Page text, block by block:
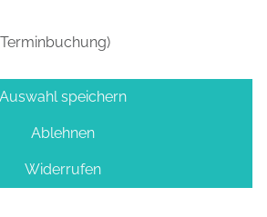
zwischen dem, was wir sagen
und dem, was wir fühlen (Leere,
nehmen als Hinweise auf abgewehrte
wagen in Kontexten, die sich
Auswahl speichern
Ablehnen
Widerrufen